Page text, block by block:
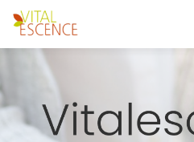
Aller
au
contenu
principal